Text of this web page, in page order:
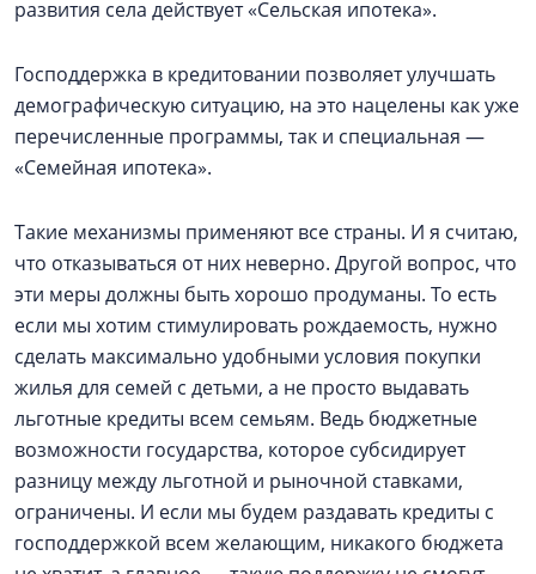
развития села действует «Сельская ипотека».
Господдержка в кредитовании позволяет улучшать
демографическую ситуацию, на это нацелены как уже
перечисленные программы, так и специальная —
«Семейная ипотека».
Такие механизмы применяют все страны. И я считаю,
что отказываться от них неверно. Другой вопрос, что
эти меры должны быть хорошо продуманы. То есть
если мы хотим стимулировать рождаемость, нужно
сделать максимально удобными условия покупки
жилья для семей с детьми, а не просто выдавать
льготные кредиты всем семьям. Ведь бюджетные
возможности государства, которое субсидирует
разницу между льготной и рыночной ставками,
ограничены. И если мы будем раздавать кредиты с
господдержкой всем желающим, никакого бюджета